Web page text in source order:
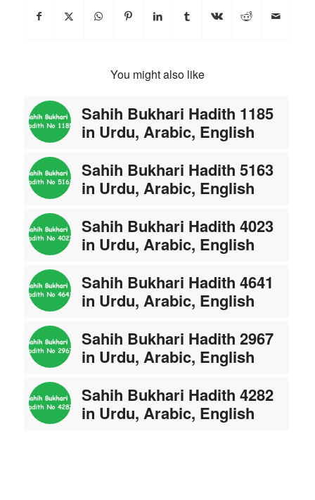
You might also like
Sahih Bukhari Hadith 1185
in Urdu, Arabic, English
Sahih Bukhari Hadith 5163
in Urdu, Arabic, English
Sahih Bukhari Hadith 4023
in Urdu, Arabic, English
Sahih Bukhari Hadith 4641
in Urdu, Arabic, English
Sahih Bukhari Hadith 2967
in Urdu, Arabic, English
Sahih Bukhari Hadith 4282
in Urdu, Arabic, English